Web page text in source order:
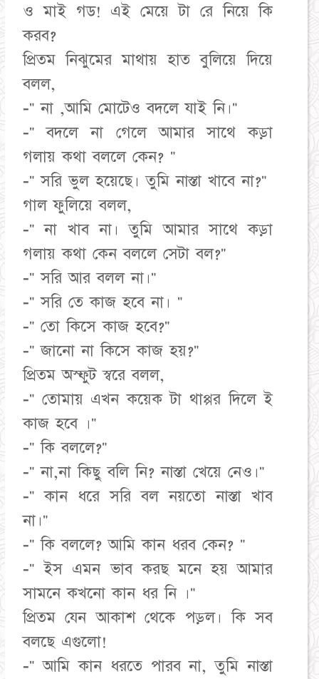
ও মাই গড! এই মেয়ে টা রে নিয়ে কি
করব?
প্রিতম নিঝুমের মাথায় হাত বুলিয়ে দিয়ে
বলল,
-" না ,আমি মোটেও বদলে যাই নি।"
-" বদলে না গেলে আমার সাথে কড়া
গলায় কথা বললে কেন? "
-" সরি ভুল হয়েছে। তুমি নাস্তা খাবে না?"
গাল ফুলিয়ে বলল,
-" না খাব না। তুমি আমার সাথে কড়া
গলায় কথা কেন বললে সেটা বল?"
-" সরি আর বলল না।"
-" সরি তে কাজ হবে না। "
-" তো কিসে কাজ হবে?"
-" জানো না কিসে কাজ হয়?"
প্রিতম অস্ফুট স্বরে বলল,
-" তোমায় এখন কয়েক টা থাপ্পর দিলে ই
কাজ হবে ।"
-" কি বললে?"
-" না,না কিছু বলি নি? নাস্তা খেয়ে নেও।"
-" কান ধরে সরি বল নয়তো নাস্তা খাব
না।"
-" কি বললে? আমি কান ধরব কেন? "
-" ইস এমন ভাব করছ মনে হয় আমার
সামনে কখনো কান ধর নি ।"
প্রিতম যেন আকাশ থেকে পড়ল। কি সব
বলছে এগুলো!
-" আমি কান ধরতে পারব না, তুমি নাস্তা